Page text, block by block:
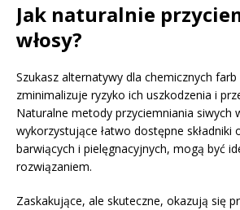
Jak naturalnie
włosy?
Szukasz alternatywy dla chemicznych
zminimalizuje ryzyko ich uszkodzenia i
Naturalne metody przyciemniania siwych
wykorzystujące łatwo dostępne składniki
barwiących i pielęgnacyjnych, mogą być
rozwiązaniem.
Zaskakujące, ale skuteczne, okazują się